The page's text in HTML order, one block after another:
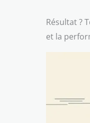
Résultat ?
et la